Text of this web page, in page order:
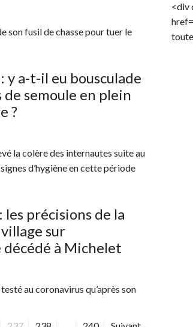
son fusil de chasse pour tuer le
y a-t-il eu bousculade
de semoule en plein
?
la colère des internautes suite au
d’hygiène en cette période
les précisions de la
sur
décédé à Michelet
testé au coronavirus qu’après son
<div